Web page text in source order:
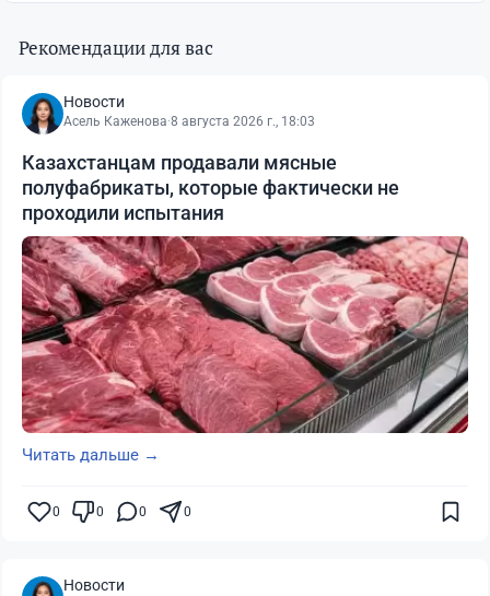
Рекомендации для вас
Новости
Асель Каженова·8 августа 2026 г., 18:03
Казахстанцам продавали мясные
полуфабрикаты, которые фактически не
проходили испытания
Читать дальше →
0 0 0 0
Новости